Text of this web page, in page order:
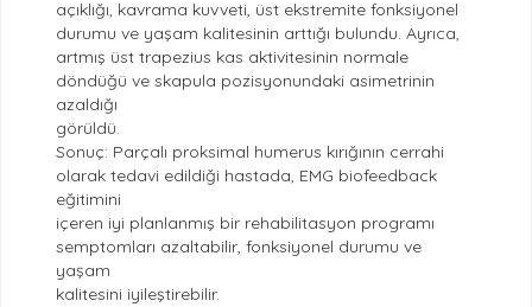
açıklığı, kavrama kuvveti, üst ekstremite fonksiyonel
durumu ve yaşam kalitesinin arttığı bulundu. Ayrıca,
artmış üst trapezius kas aktivitesinin normale
döndüğü ve skapula pozisyonundaki asimetrinin
azaldığı
görüldü.
Sonuç: Parçalı proksimal humerus kırığının cerrahi
olarak tedavi edildiği hastada, EMG biofeedback
eğitimini
içeren iyi planlanmış bir rehabilitasyon programı
semptomları azaltabilir, fonksiyonel durumu ve
yaşam
kalitesini iyileştirebilir.